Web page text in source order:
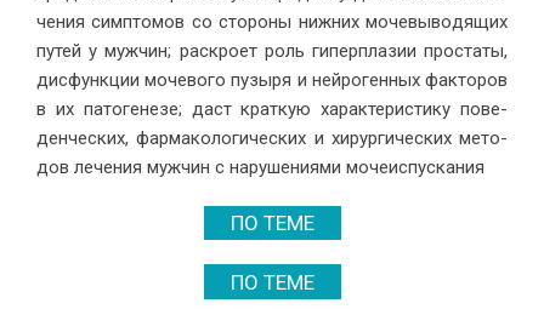
че­ния симп­то­мов со сто­ро­ны ниж­них мо­че­вы­во­дя­щих
пу­тей у муж­чин; рас­кро­ет роль ги­пер­пла­зии про­ста­ты,
дис­функ­ции мо­че­во­го пу­зы­ря и ней­ро­ген­ных фак­то­ров
в их па­то­ге­не­зе; даст крат­кую ха­рак­те­ри­сти­ку по­ве­
ден­че­ских, фар­ма­ко­ло­ги­че­ских и хи­рур­ги­че­ских ме­то­
дов ле­че­ния муж­чин с на­ру­ше­ни­я­ми мо­че­ис­пус­ка­ния
ПО ТЕМЕ
ПО ТЕМЕ